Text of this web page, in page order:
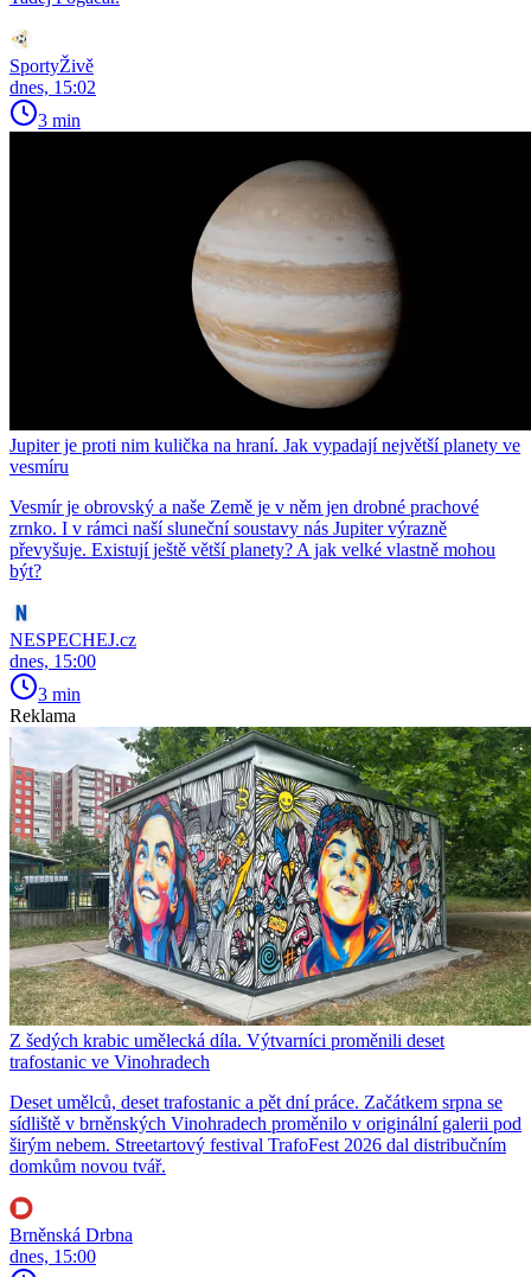
SportyŽivě
dnes, 15:02
3 min
Jupiter je proti nim kulička na hraní. Jak vypadají největší planety ve
vesmíru
Vesmír je obrovský a naše Země je v něm jen drobné prachové
zrnko. I v rámci naší sluneční soustavy nás Jupiter výrazně
převyšuje. Existují ještě větší planety? A jak velké vlastně mohou
být?
NESPECHEJ.cz
dnes, 15:00
3 min
Reklama
Z šedých krabic umělecká díla. Výtvarníci proměnili deset
trafostanic ve Vinohradech
Deset umělců, deset trafostanic a pět dní práce. Začátkem srpna se
sídliště v brněnských Vinohradech proměnilo v originální galerii pod
širým nebem. Streetartový festival TrafoFest 2026 dal distribučním
domkům novou tvář.
Brněnská Drbna
dnes, 15:00